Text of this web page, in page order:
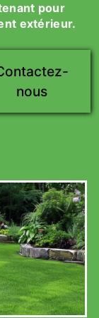
pour
extérieur.
nous